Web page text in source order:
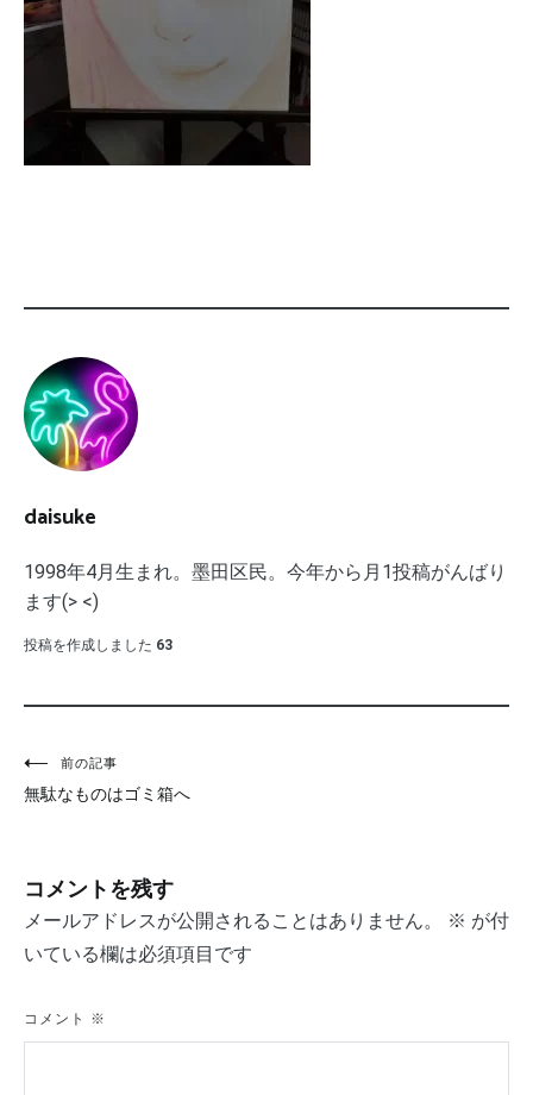
daisuke
1998年4月生まれ。墨田区民。今年から月1投稿がんばり
ます(> <)
投稿を作成しました 63
投
稿
ビ
ゲ
シ
前の記事
無駄なものはゴミ箱へ
コメントを残す
メールアドレスが公開されることはありません。 ※ が付
いている欄は必須項目です
コメント ※